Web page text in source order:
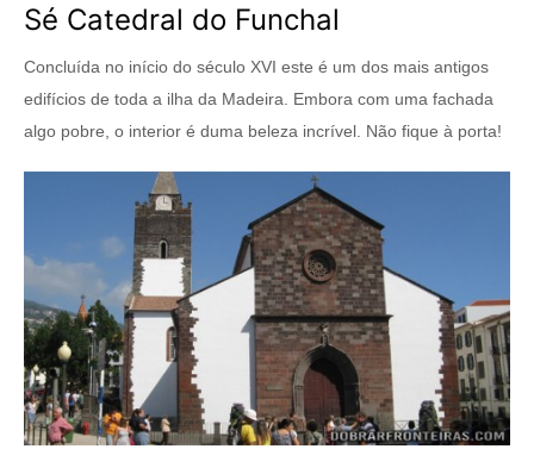
Sé Catedral do Funchal
Concluída no início do século XVI este é um dos mais antigos
edifícios de toda a ilha da Madeira. Embora com uma fachada
algo pobre, o interior é duma beleza incrível. Não fique à porta!